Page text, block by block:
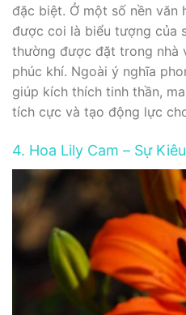
đặc biệt. Ở một số nền văn
được coi là biểu tượng của
thường được đặt trong nhà
phúc khí. Ngoài ý nghĩa
giúp kích thích tinh thần,
tích cực và tạo động lực
4. Hoa Lily Cam – Sự